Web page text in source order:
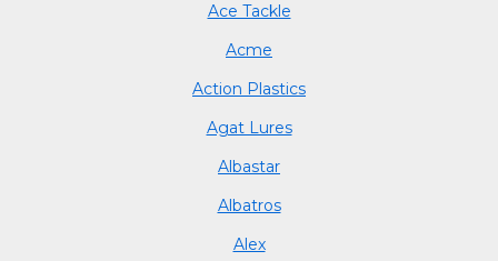
Ace Tackle
Acme
Action Plastics
Agat Lures
Albastar
Albatros
Alex